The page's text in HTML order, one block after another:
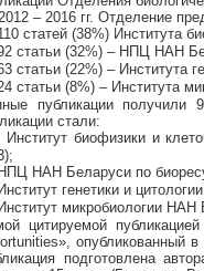
– 2016 гг. Отделение
статей (38%) Института
статьи (32%) – НПЦ НАН
статьи (22%) – Института
статьи (8%) – Института
публикации получили
стали:
Институт биофизики и
НПЦ НАН Беларуси по
Институт генетики и
Институт микробиологии
цитируемой
», опубликованный
подготовлена